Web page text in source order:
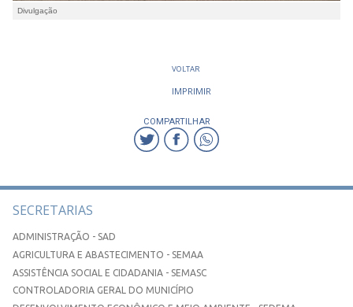
Divulgação
VOLTAR
IMPRIMIR
COMPARTILHAR
SECRETARIAS
ADMINISTRAÇÃO - SAD
AGRICULTURA E ABASTECIMENTO - SEMAA
ASSISTÊNCIA SOCIAL E CIDADANIA - SEMASC
CONTROLADORIA GERAL DO MUNICÍPIO